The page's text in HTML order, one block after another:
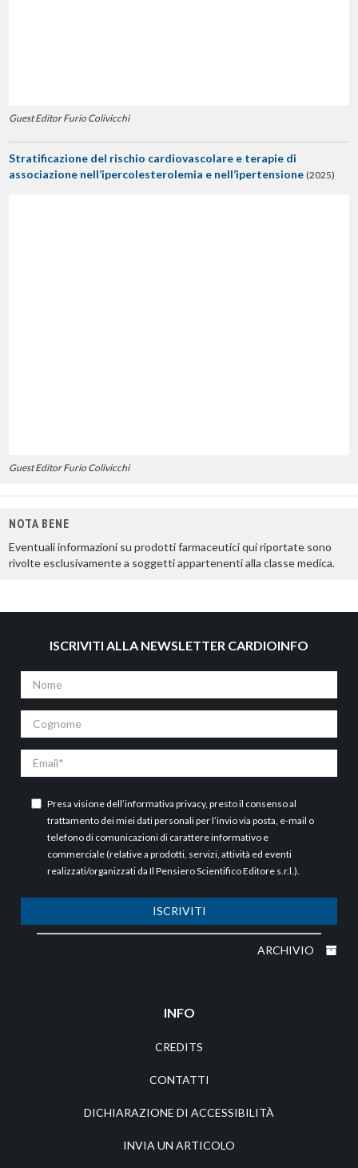
Guest Editor Furio Colivicchi
Stratificazione del rischio cardiovascolare e terapie di
associazione nell’ipercolesterolemia e nell’ipertensione (2025)
Guest Editor Furio Colivicchi
NOTA BENE
Eventuali informazioni su prodotti farmaceutici qui riportate sono
rivolte esclusivamente a soggetti appartenenti alla classe medica.
ISCRIVITI ALLA NEWSLETTER CARDIOINFO
Nome
Cognome
Email
Presa visione dell’informativa privacy, presto il consenso al
trattamento dei miei dati personali per l’invio via posta, e-mail o
telefono di comunicazioni di carattere informativo e
commerciale (relative a prodotti, servizi, attività ed eventi
realizzati/organizzati da Il Pensiero Scientifico Editore s.r.l.).
ISCRIVITI
ARCHIVIO
INFO
CREDITS
CONTATTI
DICHIARAZIONE DI ACCESSIBILITÀ
INVIA UN ARTICOLO